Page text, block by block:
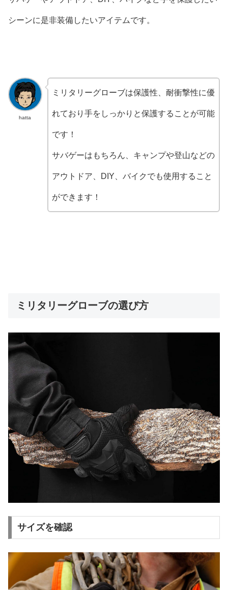
シーンに是非装備したいアイテムです。
hatta
ミリタリーグローブは保護性、耐衝撃性に優
れており手をしっかりと保護することが可能
です！
サバゲーはもちろん、キャンプや登山などの
アウトドア、DIY、バイクでも使用すること
ができます！
ミリタリーグローブの選び方
サイズを確認